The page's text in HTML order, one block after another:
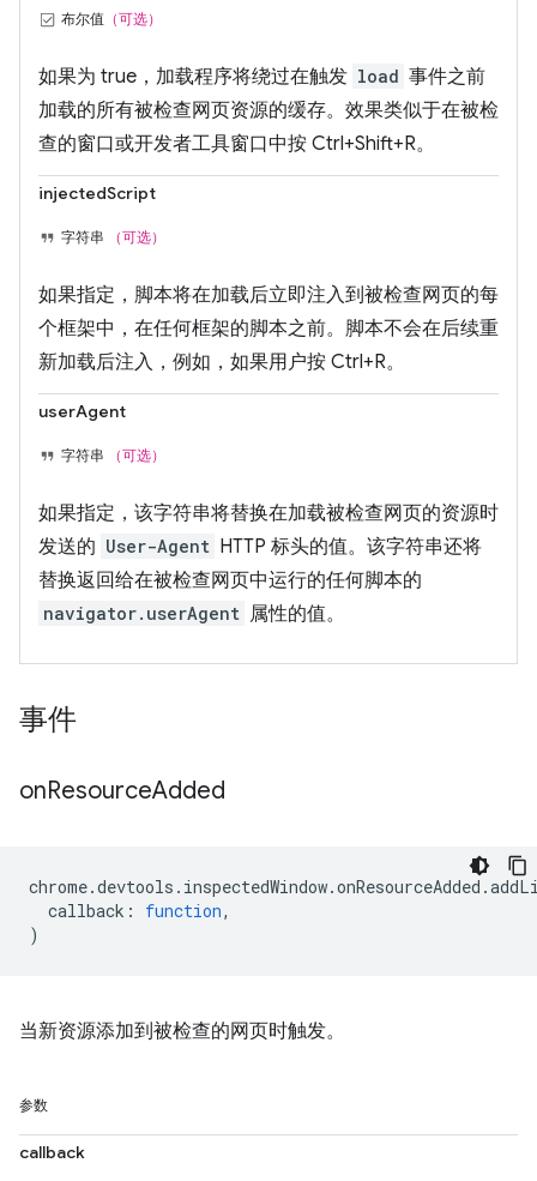
布尔值 （可选）
如果为 true，加载程序将绕过在触发 load 事件之前
加载的所有被检查网页资源的缓存。效果类似于在被检
查的窗口或开发者工具窗口中按 Ctrl+Shift+R。
injectedScript
字符串 （可选）
如果指定，脚本将在加载后立即注入到被检查网页的每
个框架中，在任何框架的脚本之前。脚本不会在后续重
新加载后注入，例如，如果用户按 Ctrl+R。
userAgent
字符串 （可选）
如果指定，该字符串将替换在加载被检查网页的资源时
发送的 User-Agent HTTP 标头的值。该字符串还将
替换返回给在被检查网页中运行的任何脚本的
navigator.userAgent 属性的值。
事件
onResourceAdded
chrome.devtools . inspectedWindow.onResourceAdded .
callback : function,
)
当新资源添加到被检查的网页时触发。
参数
callback